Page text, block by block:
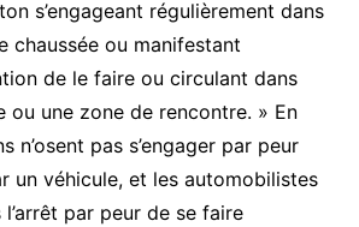
s’engageant régulièrement dans
chaussée ou manifestant
de le faire ou circulant dans
ou une zone de rencontre. » En
n’osent pas s’engager par peur
un véhicule, et les automobilistes
par peur de se faire